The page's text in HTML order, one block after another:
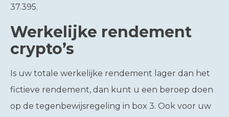
37.395.
Werkelijke rendement
crypto’s
Is uw totale werkelijke rendement lager dan het
fictieve rendement, dan kunt u een beroep doen
op de tegenbewijsregeling in box 3. Ook voor uw